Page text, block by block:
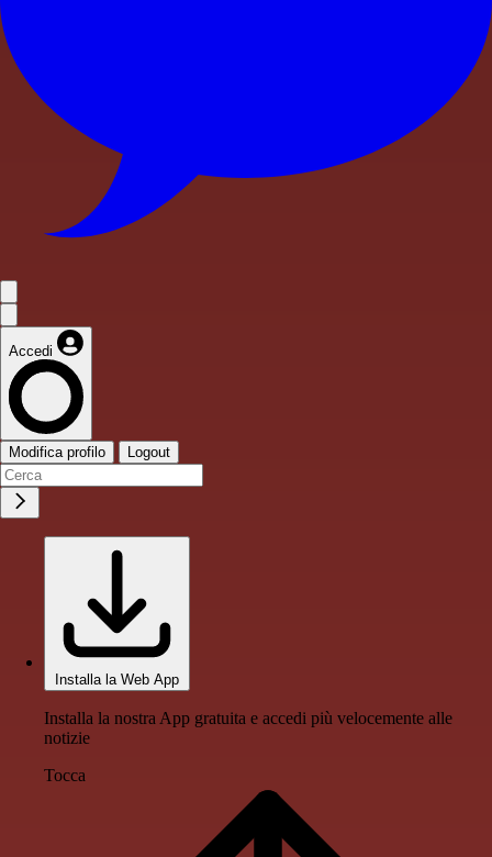
Accedi
Modifica profilo Logout
Installa la Web App
Installa la nostra App gratuita e accedi più velocemente alle
notizie
Tocca